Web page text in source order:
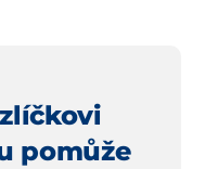
pomůže